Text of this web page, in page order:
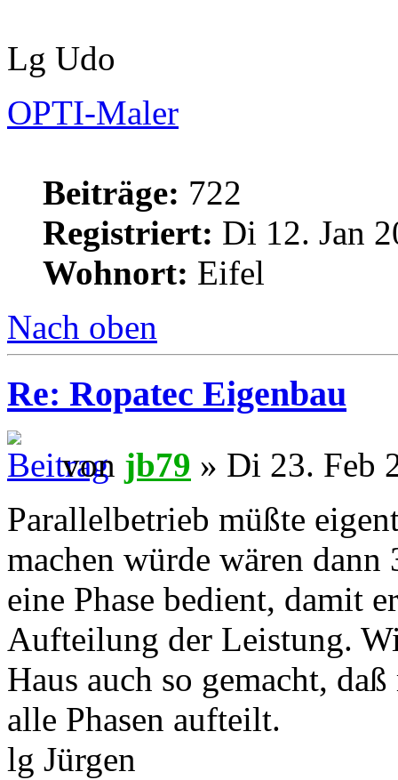
Lg Udo
OPTI-Maler
Beiträge: 722
Registriert: Di 12. Jan
Wohnort: Eifel
Nach oben
Re: Ropatec Eigenbau
von jb79 » Di 23. Feb
Parallelbetrieb müßte
machen würde wären
eine Phase bedient, damit
Aufteilung der Leistung.
Haus auch so gemacht,
alle Phasen aufteilt.
lg Jürgen